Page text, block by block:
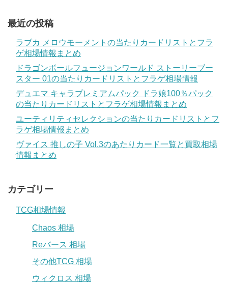
最近の投稿
ラブカ メロウモーメントの当たりカードリストとフラ
ゲ相場情報まとめ
ドラゴンボールフュージョンワールド ストーリーブー
スター 01の当たりカードリストとフラゲ相場情報
デュエマ キャラプレミアムパック ドラ娘100％パック
の当たりカードリストとフラゲ相場情報まとめ
ユーティリティセレクションの当たりカードリストとフ
ラゲ相場情報まとめ
ヴァイス 推しの子 Vol.3のあたりカード一覧と買取相場
情報まとめ
カテゴリー
TCG相場情報
Chaos 相場
Reバース 相場
その他TCG 相場
ウィクロス 相場